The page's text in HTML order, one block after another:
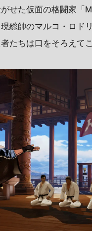
せた仮面の格闘家「
総帥のマルコ・ロド
たちは口をそろえて